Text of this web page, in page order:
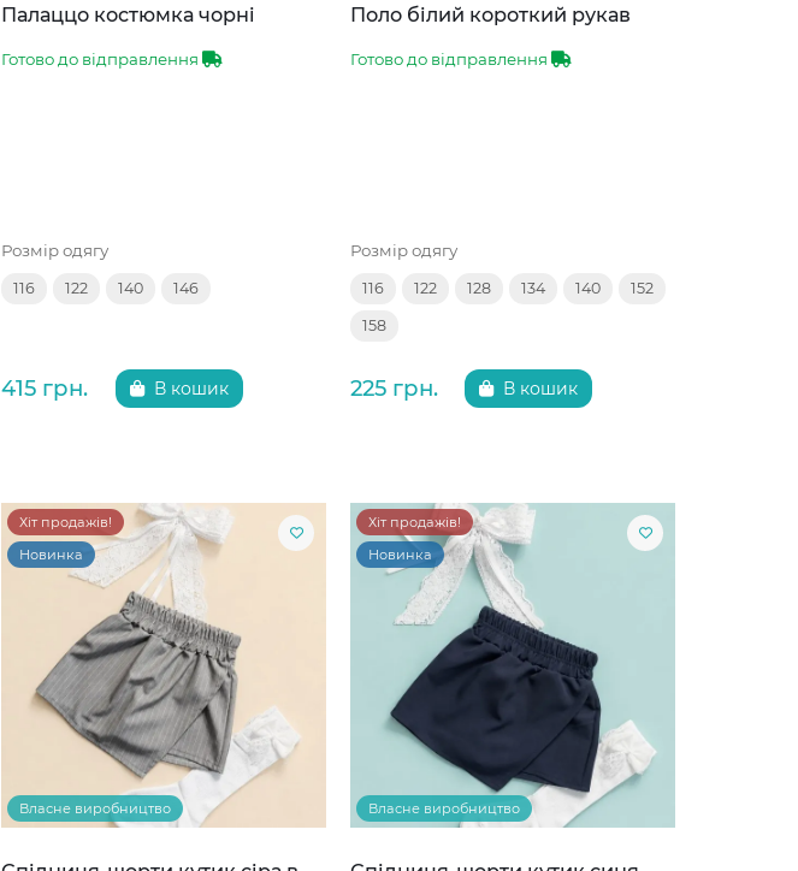
Палаццо костюмка чорні
Готово до відправлення
Розмір одягу
116 122 140 146
415 грн. В кошик
Поло білий короткий рукав
Готово до відправлення
Розмір одягу
116 122 128 134 140 152
158
225 грн. В кошик
Хіт продажів!
Новинка
Власне виробництво
Хіт продажів!
Новинка
Власне виробництво